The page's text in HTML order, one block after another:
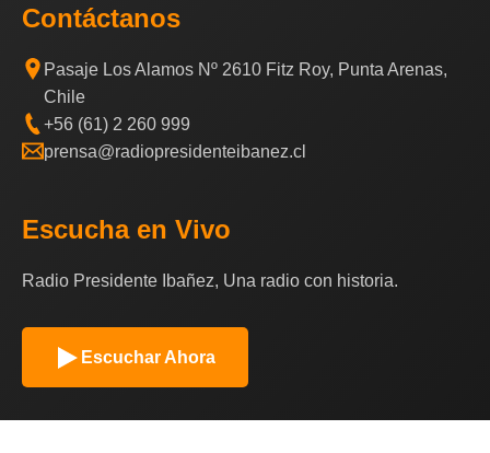
Contáctanos
Pasaje Los Alamos Nº 2610 Fitz Roy, Punta Arenas,
Chile
+56 (61) 2 260 999
prensa@radiopresidenteibanez.cl
Escucha en Vivo
Radio Presidente Ibañez, Una radio con historia.
Escuchar Ahora